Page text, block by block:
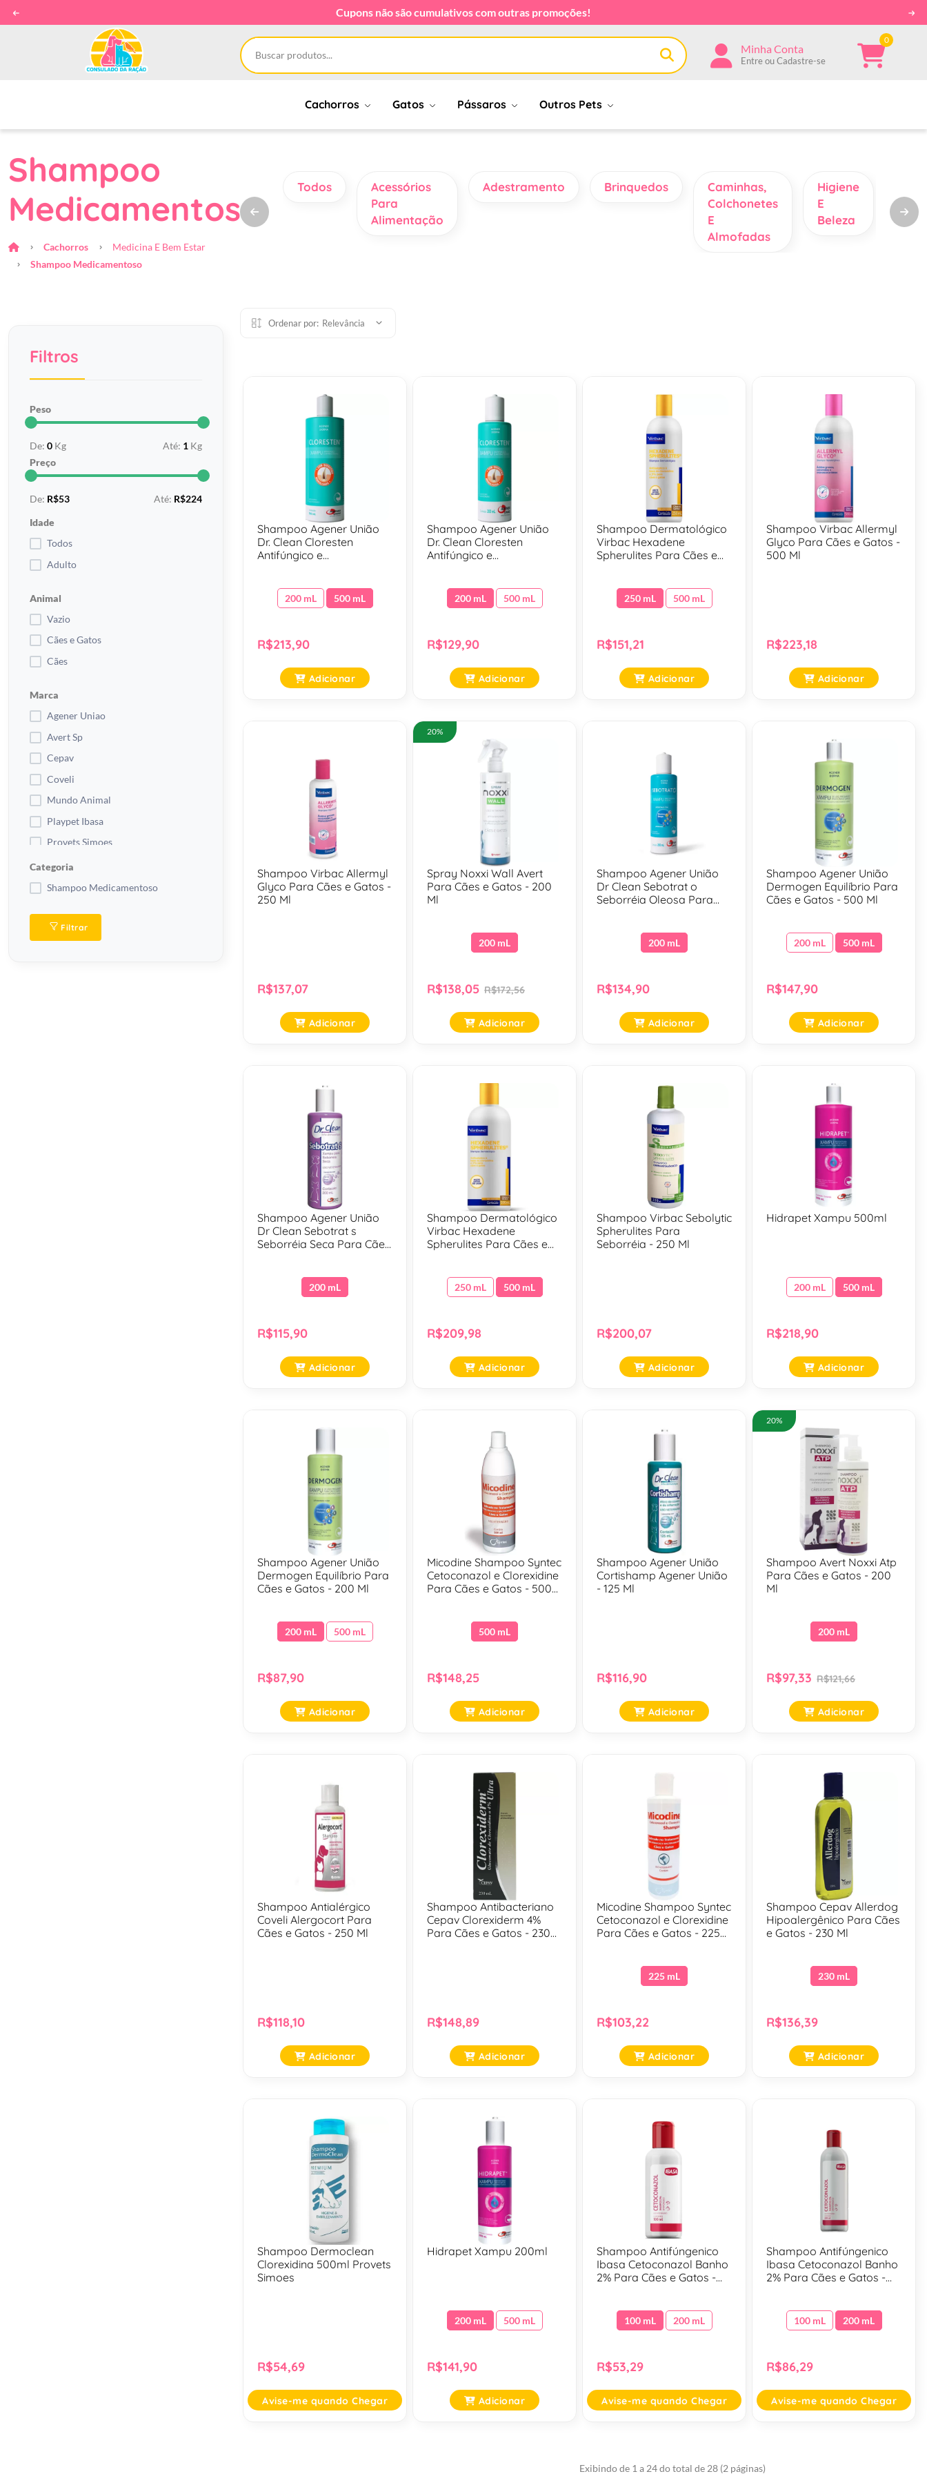
Cupons não são cumulativos com outras promoções!
Minha Conta
Entre ou Cadastre-se
0
Cachorros Gatos Pássaros Outros Pets
Shampoo
Medicamentoso
Cachorros
Medicina E Bem Estar
Shampoo Medicamentoso
Todos
Acessórios
Para
Alimentação
Adestramento Brinquedos
Caminhas,
Colchonetes
E
Almofadas
Higiene
E
Beleza
E
Filtros
Peso
De: 0 Kg Até: 1 Kg
Preço
De: R$53 Até: R$224
Idade
Todos
Adulto
Animal
Vazio
Cães e Gatos
Cães
Marca
Agener Uniao
Avert Sp
Cepav
Coveli
Mundo Animal
Playpet Ibasa
Provets Simoes
Syntec
Vansil
Categoria
Shampoo Medicamentoso
Filtrar
Ordenar por: Relevância
Shampoo Agener União
Dr. Clean Cloresten
Antifúngico e
200 mL 500 mL
R$213,90
Adicionar
Shampoo Agener União
Dr. Clean Cloresten
Antifúngico e
200 mL 500 mL
R$129,90
Adicionar
Shampoo Dermatológico
Virbac Hexadene
Spherulites Para Cães e
250 mL 500 mL
R$151,21
Adicionar
Shampoo Virbac Allermyl
Glyco Para Cães e Gatos -
500 Ml
R$223,18
Adicionar
Shampoo Virbac Allermyl
Glyco Para Cães e Gatos -
250 Ml
R$137,07
Adicionar
20%
Spray Noxxi Wall Avert
Para Cães e Gatos - 200
Ml
200 mL
R$138,05 R$172,56
Adicionar
Shampoo Agener União
Dr Clean Sebotrat o
Seborréia Oleosa Para
200 mL
R$134,90
Adicionar
Shampoo Agener União
Dermogen Equilíbrio Para
Cães e Gatos - 500 Ml
200 mL 500 mL
R$147,90
Adicionar
Shampoo Agener União
Dr Clean Sebotrat s
Seborréia Seca Para Cães
200 mL
R$115,90
Adicionar
Shampoo Dermatológico
Virbac Hexadene
Spherulites Para Cães e
250 mL 500 mL
R$209,98
Adicionar
Shampoo Virbac Sebolytic
Spherulites Para
Seborréia - 250 Ml
R$200,07
Adicionar
Hidrapet Xampu 500ml
200 mL 500 mL
R$218,90
Adicionar
Shampoo Agener União
Dermogen Equilíbrio Para
Cães e Gatos - 200 Ml
200 mL 500 mL
R$87,90
Adicionar
Micodine Shampoo Syntec
Cetoconazol e Clorexidine
Para Cães e Gatos - 500
500 mL
R$148,25
Adicionar
Shampoo Agener União
Cortishamp Agener União
- 125 Ml
R$116,90
Adicionar
20%
Shampoo Avert Noxxi Atp
Para Cães e Gatos - 200
Ml
200 mL
R$97,33 R$121,66
Adicionar
Shampoo Antialérgico
Coveli Alergocort Para
Cães e Gatos - 250 Ml
R$118,10
Adicionar
Shampoo Antibacteriano
Cepav Clorexiderm 4%
Para Cães e Gatos - 230
R$148,89
Adicionar
Micodine Shampoo Syntec
Cetoconazol e Clorexidine
Para Cães e Gatos - 225
225 mL
R$103,22
Adicionar
Shampoo Cepav Allerdog
Hipoalergênico Para Cães
e Gatos - 230 Ml
230 mL
R$136,39
Adicionar
Shampoo Dermoclean
Clorexidina 500ml Provets
Simoes
R$54,69
Avise-me quando Chegar
Hidrapet Xampu 200ml
200 mL 500 mL
R$141,90
Adicionar
Shampoo Antifúngenico
Ibasa Cetoconazol Banho
2% Para Cães e Gatos -
100 mL 200 mL
R$53,29
Avise-me quando Chegar
Shampoo Antifúngenico
Ibasa Cetoconazol Banho
2% Para Cães e Gatos -
100 mL 200 mL
R$86,29
Avise-me quando Chegar
Exibindo de 1 a 24 do total de 28 (2 páginas)